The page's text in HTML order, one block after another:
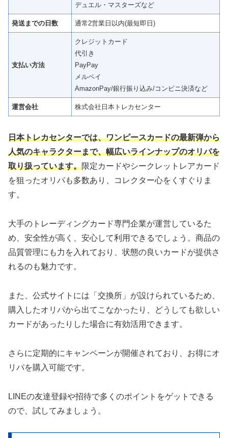
デュエル・マスターズなど
発送までの日数 通常2営業日以内(最短即日)
支払い方法
クレジットカード
代引き
PayPay
メルペイ
AmazonPay/銀行振り込み/コンビニ決済など
運営会社 株式会社日本トレカセンター
日本トレカセンターでは、ワンピースカードの最新弾から
人気のキャラクターまで、幅広いラインナップのオリパを
取り扱っています。限定カードやシークレットレアカード
を狙ったオリパも多数あり、コレクター心をくすぐりま
す。
大手のトレーディングカード専門企業が運営しているた
め、安全性が高く、安心して利用できるでしょう。商品の
品質管理にも力を入れており、状態の良いカードが提供さ
れるのも魅力です。
また、公式サイトには「交換所」が設けられているため、
購入したオリパから出てこなかったり、どうしても欲しい
カードがあったりした場合に有効活用できます。
さらに定期的にキャンペーンが開催されており、お得にオ
リパを購入可能です。
LINEの友達登録や招待で多くのポイントをゲットできる
ので、試してみましょう。